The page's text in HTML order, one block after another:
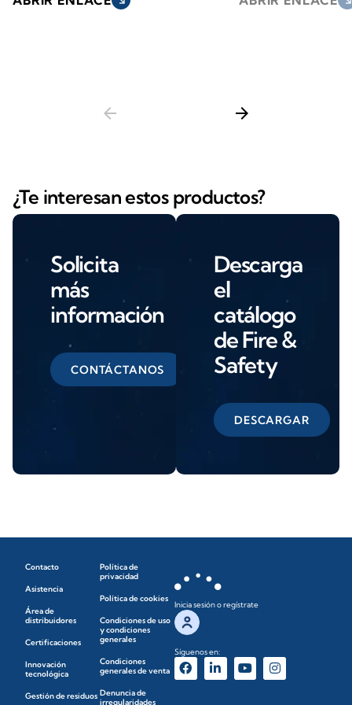
arrow_back arrow_forward
¿Te interesan estos productos?
Solicita
más
información
CONTÁCTANOS
Descarga
el
catálogo
de Fire &
Safety
DESCARGAR
Contacto
Asistencia
Área de
distribuidores
Certificaciones
Innovación
tecnológica
Gestión de residuos
Política de
privacidad
Política de cookies
Condiciones de uso
y condiciones
generales
Condiciones
generales de venta
Denuncia de
irregularidades
Inicia sesión o regístrate
Síguenos en: